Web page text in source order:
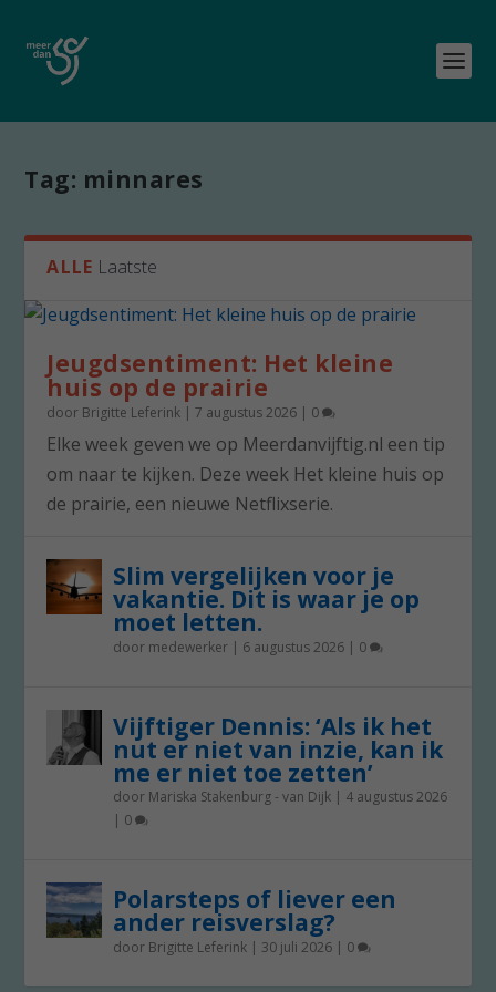
Tag: minnares
ALLE Laatste
Jeugdsentiment: Het kleine
huis op de prairie
door Brigitte Leferink |7 augustus 2026 | 0
Elke week geven we op Meerdanvijftig.nl een tip
om naar te kijken. Deze week Het kleine huis op
de prairie, een nieuwe Netflixserie.
Slim vergelijken voor je
vakantie. Dit is waar je op
moet letten.
door medewerker | 6 augustus 2026 | 0
Vijftiger Dennis: ‘Als ik het
nut er niet van inzie, kan ik
me er niet toe zetten’
door Mariska Stakenburg - van Dijk | 4 augustus 2026
| 0
Polarsteps of liever een
ander reisverslag?
door Brigitte Leferink | 30 juli 2026 | 0